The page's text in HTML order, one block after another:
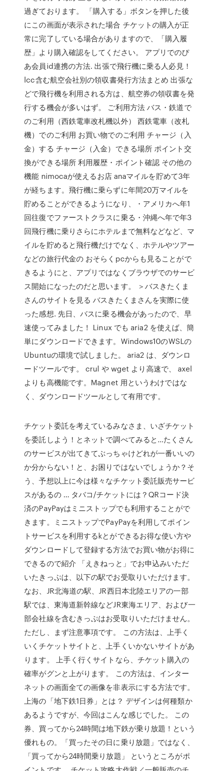
過ぎております。 「購入する」ボタンを押した後
にこの画面が表示された場合 チケットの購入が正
常に完了している場合がありますので、「購入履
歴」より購入確認をしてください。 アプリでのぴ
あ会員id連携の方法. 出張で飛行機に乗る人必見！
lcc含む航空会社別の領収書発行方法まとめ 出張な
どで飛行機を利用される方は、航空券の領収書を発
行する機会が多いはず。 ご利用方法 バス・鉄道で
のご利用（西鉄電車改札機以外） 西鉄電車（改札
機）でのご利用 お買い物でのご利用 チャージ（入
金）する チャージ（入金）できる場所 ポイント交
換ができる場所 利用履歴・ポイント確認 その他の
機能 nimocaが使えるお店 anaマイルを貯めて3年
が経ちます。飛行機に乗らずに年間20万マイルを
貯めることができるようになり、・アメリカへ年1
回往復でファーストクラスに乗る・沖縄へ年で年3
回飛行機に乗りさらにホテルまで無料などなど、マ
イルを貯めると飛行機だけでなく、ホテルやツアー
などの旅行代金の おそらくpcからも見ることがで
きるようにと、アプリではなくブラウザでのサービ
ス開始になったのだと思います。 ＞バスきたくま
さんのサイトを見る バスきたくまさんを実際に使
った感想. 先日、バスに乗る機会があったので、早
速使ってみました！ Linux でも aria2 を使えば、簡
単にダウンロードできます。Windows10のWSLの
Ubuntuの環境で試しました。 aria2 は、ダウンロ
ードツールです。 crul や wget より高速で、 axel
よりも高機能です。Magnet 用というわけではな
く、ダウンロードツールとして有用です。
チケット委託を考えているみなさま、いざチケット
を委託しよう！とネットで調べてみると…たくさん
のサービスが出てきてぶっちゃけどれが一番いいの
か分からない！と、お困りではないでしょうか？そ
う、予想以上に今は様々なチケット委託販売サービ
スがあるの … タバコ/チケットには？QRコード決
済のPayPayはミニストップでも利用することがで
きます。ミニストップでPayPayを利用してポイン
トサービスを利用するkとができるお得な使い方や
ダウンロードして登録する方法でお買い物がお得に
できるので紹介 「えきねっと」でお申込みいただ
いたきっぷは、以下の駅でお受取りいただけます。
なお、JR北海道の駅、JR西日本北陸エリアの一部
駅では、東海道新幹線などJR東海エリア、および一
部会社線を含むきっぷはお受取りいただけません。
ただし、まず注意事項です。 この方法は、上手く
いくチケットサイトと、上手くいかないサイトがあ
ります。 上手く行くサイトなら、チケット購入の
確率がグンと上がります。 この方法は、インター
ネットの画面全ての画像を非表示にする方法です。
上海の「地下鉄1日券」とは？ デザインは何種類か
あるようですが、今回はこんな感じでした。 この
券、買ってから24時間は地下鉄が乗り放題！という
優れもの。「買ったその日に乗り放題」ではなく、
「買ってから24時間乗り放題」 というところがポ